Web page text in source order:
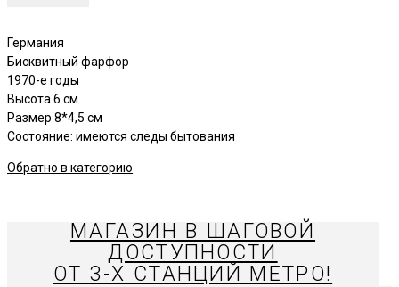
Германия
Бисквитный фарфор
1970-е годы
Высота 6 см
Размер 8*4,5 см
Состояние: имеются следы бытования
Обратно в категорию
МАГАЗИН В ШАГОВОЙ
ДОСТУПНОСТИ
ОТ 3-Х СТАНЦИЙ МЕТРО!